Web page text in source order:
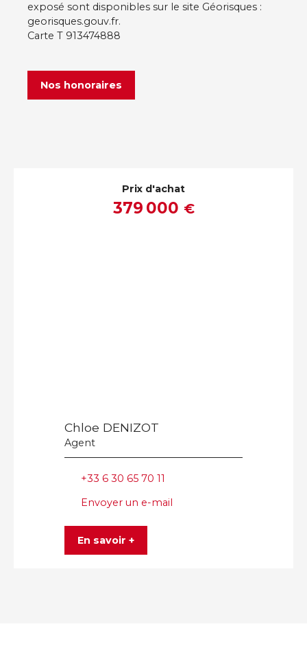
exposé sont disponibles sur le site Géorisques :
georisques.gouv.fr.
Carte T 913474888
Nos honoraires
Prix d'achat
379 000 €
Chloe DENIZOT
Agent
+33 6 30 65 70 11
Envoyer un e-mail
En savoir +